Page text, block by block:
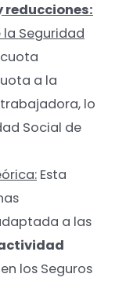
reducciones:
Seguridad
a la
lo
Social de
Esta
a las
en los Seguros